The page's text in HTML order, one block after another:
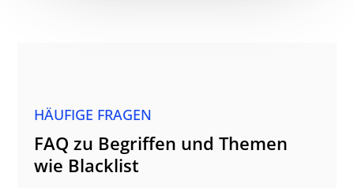
HÄUFIGE FRAGEN
FAQ zu Begriffen und Themen
wie Blacklist